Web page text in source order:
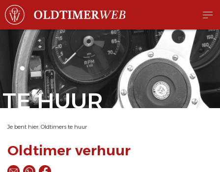
TE HUUR
Je bent hier: Oldtimers te huur
Oldtimer verhuur